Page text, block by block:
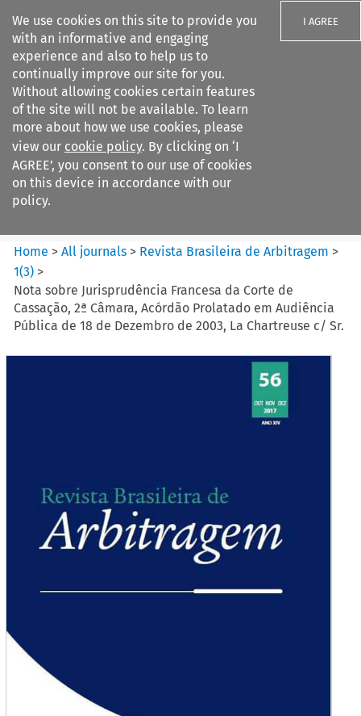
We use cookies on this site to provide you
with an informative and engaging
experience and also to help us to
continually improve our site for you.
Without allowing cookies certain features
of the site will not be available. To learn
more about how we use cookies, please
view our cookie policy. By clicking on ‘I
AGREE’, you consent to our use of cookies
on this device in accordance with our
policy.
I AGREE
Search filters
Revista Brasileira de
Arbitragem
Home >All journals > Revista Brasileira de Arbitragem >
1(3) >
Nota sobre Jurisprudência Francesa da Corte de
Cassação, 2ª Câmara, Acórdão Prolatado em Audiência
Pública de 18 de Dezembro de 2003, La Chartreuse c/ Sr.